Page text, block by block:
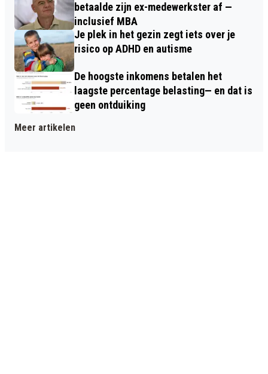
betaalde zijn ex-medewerkster af —
inclusief MBA
Je plek in het gezin zegt iets over je
risico op ADHD en autisme
De hoogste inkomens betalen het
laagste percentage belasting— en dat is
geen ontduiking
Meer artikelen